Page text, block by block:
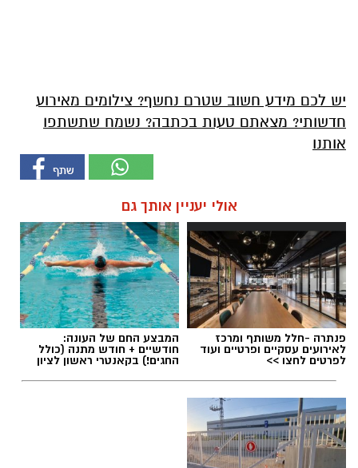
יש לכם מידע חשוב שטרם נחשף? צילומים מאירוע
חדשותי? מצאתם טעות בכתבה? נשמח שתשתפו
אותנו
אולי יעניין אותך גם
פנתרה -חלל משותף ומרכז
לאירועים עסקיים ופרטיים ועוד
לפרטים לחצו >>
המבצע החם של העונה:
חודשיים + חודש מתנה (כולל
החגים!) בקאנטרי ראשון לציון